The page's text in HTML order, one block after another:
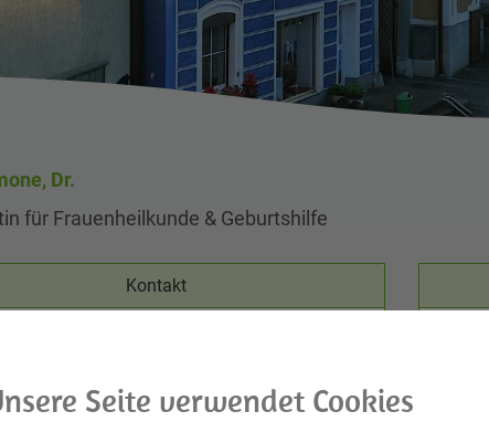
Dr.
für Frauenheilkunde & Geburtshilfe
Kontakt
Seite verwendet Cookies